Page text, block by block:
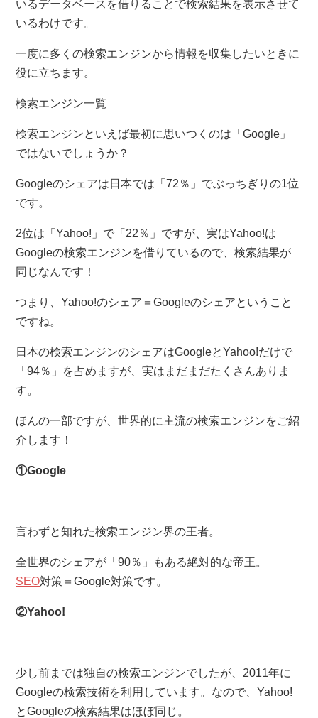
いるデータベースを借りることで検索結果を表示させて
いるわけです。
一度に多くの検索エンジンから情報を収集したいときに
役に立ちます。
検索エンジン一覧
検索エンジンといえば最初に思いつくのは「Google」
ではないでしょうか？
Googleのシェアは日本では「72％」でぶっちぎりの1位
です。
2位は「Yahoo!」で「22％」ですが、実はYahoo!は
Googleの検索エンジンを借りているので、検索結果が
同じなんです！
つまり、Yahoo!のシェア＝Googleのシェアということ
ですね。
日本の検索エンジンのシェアはGoogleとYahoo!だけで
「94％」を占めますが、実はまだまだたくさんありま
す。
ほんの一部ですが、世界的に主流の検索エンジンをご紹
介します！
①Google
言わずと知れた検索エンジン界の王者。
全世界のシェアが「90％」もある絶対的な帝王。
SEO対策＝Google対策です。
②Yahoo!
少し前までは独自の検索エンジンでしたが、2011年に
Googleの検索技術を利用しています。なので、Yahoo!
とGoogleの検索結果はほぼ同じ。